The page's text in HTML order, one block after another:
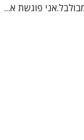
פוגשת א...